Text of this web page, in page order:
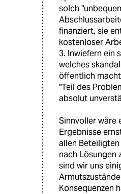
solch
finanziert, sie
kostenloser
3. Inwiefern ein
welches
öffentlich
"Teil des
absolut
Sinnvoller wäre
Ergebnisse
allen
nach Lösungen
sind wir uns
Konsequenzen